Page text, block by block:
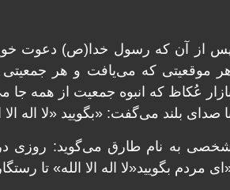
از آن که رسول خدا(ص) دعوت
موقعیتی که می‌یافت و هر جمعیتی
عُکاظ که انبوه جمعیت از همه
صدای بلند می‌گفت: «بگویید «لا اله
به نام طارق می‌گوید: روزی در
مردم بگویید«لا اله الا الله» تا